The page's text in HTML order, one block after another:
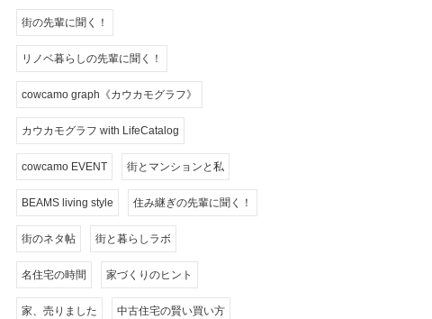
街の先輩に聞く！
リノベ暮らしの先輩に聞く！
cowcamo graph《カウカモグラフ》
カウカモグラフ with LifeCatalog
cowcamo EVENT 街とマンションと私
BEAMS living style 住み継ぎの先輩に聞く！
街のネタ帖 街と暮らしラボ
名住宅の時間 家づくりのヒント
家、売りました 中古住宅の賢い買い方